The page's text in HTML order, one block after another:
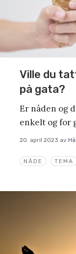
NÅDE TEMA
Ville du
på gata?
Er nåden og
enkelt og for
20. april 2023 av